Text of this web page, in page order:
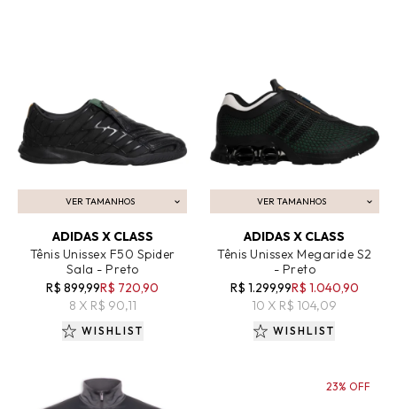
VER TAMANHOS
ADICIONAR AO CARRINHO
ADIDAS X CLASS
Tênis Unissex F50 Spider
Sala - Preto
R$ 899,99R$ 720,90
8 X R$ 90,11
WISHLIST
VER TAMANHOS
ADICIONAR AO CARRINHO
ADIDAS X CLASS
Tênis Unissex Megaride S2
- Preto
R$ 1.299,99R$ 1.040,90
10 X R$ 104,09
WISHLIST
23% OFF